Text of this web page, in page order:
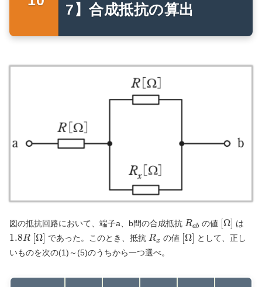
7】合成抵抗の算出
図の抵抗回路において、端子a、b間の合成抵抗 R_{ab}
Rab の値 [Ω は
1.8R [Ω であった。このとき、抵抗 R_x
Rx の値 [Ω
として、正し
いものを次の(1)～(5)のうちから一つ選べ。